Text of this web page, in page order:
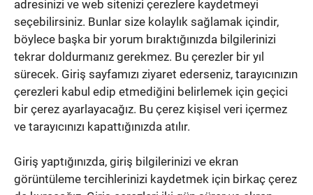
adresinizi ve web sitenizi çerezlere kaydetmeyi
seçebilirsiniz. Bunlar size kolaylık sağlamak içindir,
böylece başka bir yorum bıraktığınızda bilgilerinizi
tekrar doldurmanız gerekmez. Bu çerezler bir yıl
sürecek. Giriş sayfamızı ziyaret ederseniz, tarayıcınızın
çerezleri kabul edip etmediğini belirlemek için geçici
bir çerez ayarlayacağız. Bu çerez kişisel veri içermez
ve tarayıcınızı kapattığınızda atılır.
Giriş yaptığınızda, giriş bilgilerinizi ve ekran
görüntüleme tercihlerinizi kaydetmek için birkaç çerez